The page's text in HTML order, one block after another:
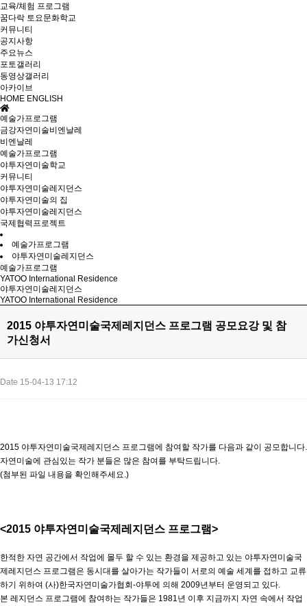
교육/체험 프로그램
꿈다락 토요문화학교
커뮤니티
공지사항
주요뉴스
포토갤러리
동영상갤러리
아카이브
HOME ENGLISH
예술가프로그램
금강자연미술비엔날레
비엔날레
예술가프로그램
야투자연미술학교
커뮤니티
야투자연미술레지던스
야투자연미술의 집
야투자연미술레지던스
국제협력프로젝트
예술가프로그램
야투자연미술레지던스
예술가프로그램
YATOO International Residence
야투자연미술레지던스
YATOO International Residence
2015 야투자연미술국제레지던스 프로그램 공모요강 및 참
가신청서
Date 15-04-13 17:12
2015 야투자연미술국제레지던스 프로그램에 참여할 작가를 다음과 같이 공모합니다.
자연미술에 관심있는 작가 분들은 많은 참여를 부탁드립니다.
(첨부된 파일 내용을 확인해주세요.)
<2015 야투자연미술국제레지던스 프로그램>
한적한 자연 공간에서 작업에 몰두 할 수 있는 환경을 제공하고 있는 야투자연미술국
제레지던스 프로그램은 동시대를 살아가는 작가들이 서로의 예술 세계를 접하고 교류
하기 위하여 (사)한국자연미술가협회-야투에 의해 2009년부터 운영되고 있다.
본 레지던스 프로그램에 참여하는 작가들은 1981년 이후 지금까지 자연 속에서 작업